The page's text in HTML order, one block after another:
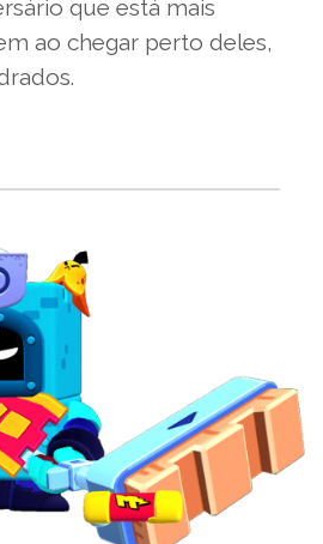
que está mais
ao chegar perto deles,